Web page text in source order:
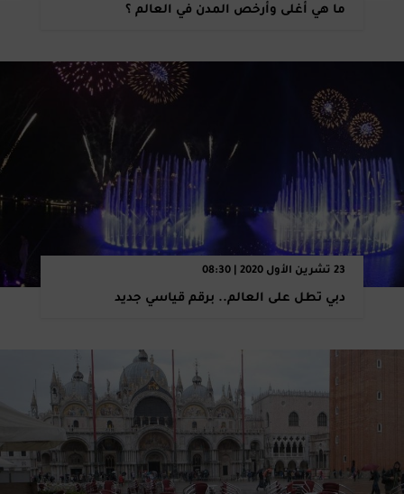
ما هي أغلى وأرخص المدن في العالم ؟
23 تشرين الأول 2020 | 08:30
دبي تطل على العالم.. برقم قياسي جديد